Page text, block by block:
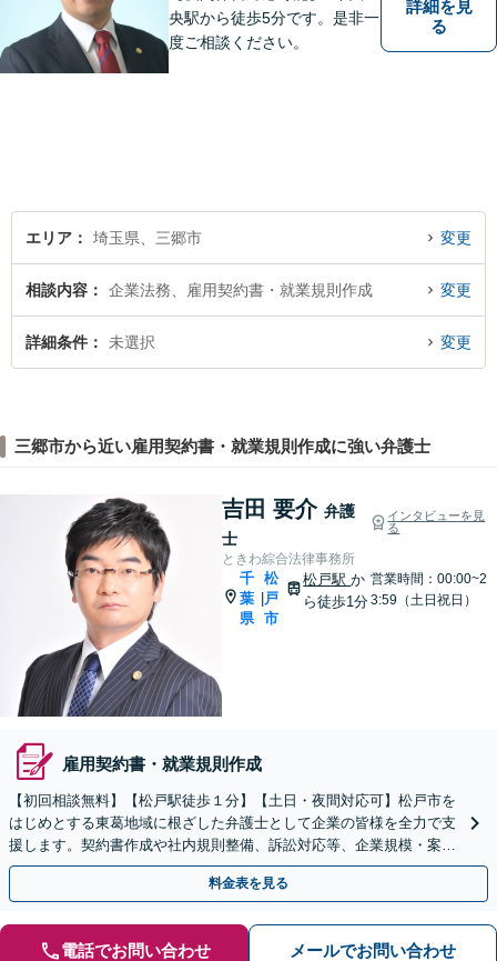
央駅から徒歩5分です。是非一
度ご相談ください。
詳細を見
る
エリア 埼玉県、三郷市 変更
相談内容 企業法務、雇用契約書・就業規則作成 変更
詳細条件 未選択 変更
三郷市から近い雇用契約書・就業規則作成に強い弁護士
吉田 要介 弁護
士
インタビューを見
る
ときわ綜合法律事務所
千
葉
県
松
戸
市
松戸駅か
ら徒歩1分
営業時間：00:00~2
3:59（土日祝日）
雇用契約書・就業規則作成
【初回相談無料】【松戸駅徒歩１分】【土日・夜間対応可】松戸市を
はじめとする東葛地域に根ざした弁護士として企業の皆様を全力で支
援します。契約書作成や社内規則整備、訴訟対応等、企業規模・案件
を問わずご相談に乗ります。まずはお問い合わせください。
料金表を見る
電話でお問い合わせ メールでお問い合わせ